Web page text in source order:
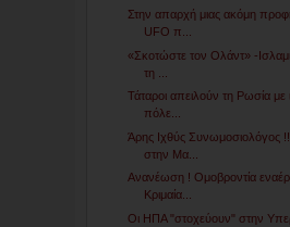
Στην απαρχή μιας ακόμη
UFO π...
«Σκοτώστε τον Ολάντ» -
τη ...
Τάταροι απειλούν τη Ρωσία με
πόλε...
Άρης Ιχθύς Συνωμοσιολόγος
στην Μα...
Ανανέωση ! Ομοβροντία
Κριμαία...
Οι ΗΠΑ "στοχεύουν" στην